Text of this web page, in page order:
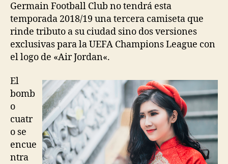
Germain Football Club no tendrá esta
temporada 2018/19 una tercera camiseta que
rinde tributo a su ciudad sino dos versiones
exclusivas para la UEFA Champions League con
el logo de «Air Jordan«.
El
bomb
o
cuatr
o se
encue
ntra